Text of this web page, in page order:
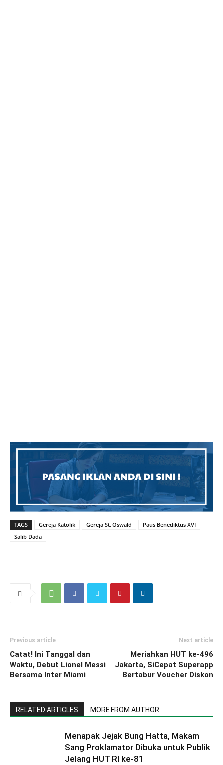
TAGS Gereja Katolik Gereja St. Oswald
Paus Benediktus XVI
Salib Dada
Previous article
Catat! Ini Tanggal dan
Waktu, Debut Lionel Messi
Bersama Inter Miami
Next article
Meriahkan HUT ke-496
Jakarta, SiCepat Superapp
Bertabur Voucher Diskon
RELATED ARTICLES MORE FROM AUTHOR
Menapak Jejak Bung Hatta, Makam
Sang Proklamator Dibuka untuk Publik
Jelang HUT RI ke-81